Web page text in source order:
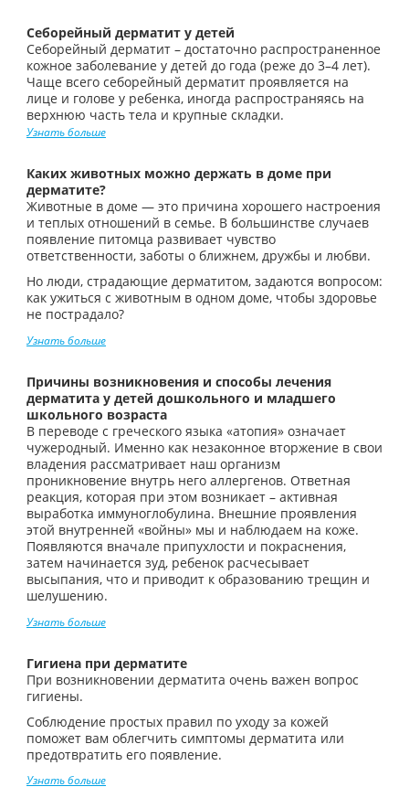
Себорейный дерматит у детей
Себорейный дерматит – достаточно распространенное
кожное заболевание у детей до года (реже до 3–4 лет).
Чаще всего себорейный дерматит проявляется на
лице и голове у ребенка, иногда распространяясь на
верхнюю часть тела и крупные складки.
Узнать больше
Каких животных можно держать в доме при
дерматите?
Животные в доме — это причина хорошего настроения
и теплых отношений в семье. В большинстве случаев
появление питомца развивает чувство
ответственности, заботы о ближнем, дружбы и любви.
Но люди, страдающие дерматитом, задаются вопросом:
как ужиться с животным в одном доме, чтобы здоровье
не пострадало?
Узнать больше
Причины возникновения и способы лечения
дерматита у детей дошкольного и младшего
школьного возраста
В переводе с греческого языка «атопия» означает
чужеродный. Именно как незаконное вторжение в свои
владения рассматривает наш организм
проникновение внутрь него аллергенов. Ответная
реакция, которая при этом возникает – активная
выработка иммуноглобулина. Внешние проявления
этой внутренней «войны» мы и наблюдаем на коже.
Появляются вначале припухлости и покраснения,
затем начинается зуд, ребенок расчесывает
высыпания, что и приводит к образованию трещин и
шелушению.
Узнать больше
Гигиена при дерматите
При возникновении дерматита очень важен вопрос
гигиены.
Соблюдение простых правил по уходу за кожей
поможет вам облегчить симптомы дерматита или
предотвратить его появление.
Узнать больше